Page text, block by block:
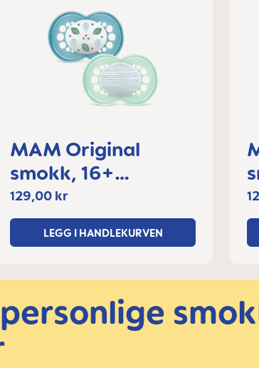
MAM Original
smokk, 16+
måneder
129,00 kr
LEGG I HANDLEKURVEN